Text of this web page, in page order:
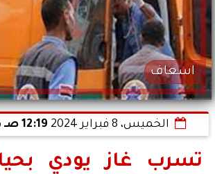
اسعاف
الخميس، 8 فبراير 2024 12:19 صـ
تسرب غاز يودي